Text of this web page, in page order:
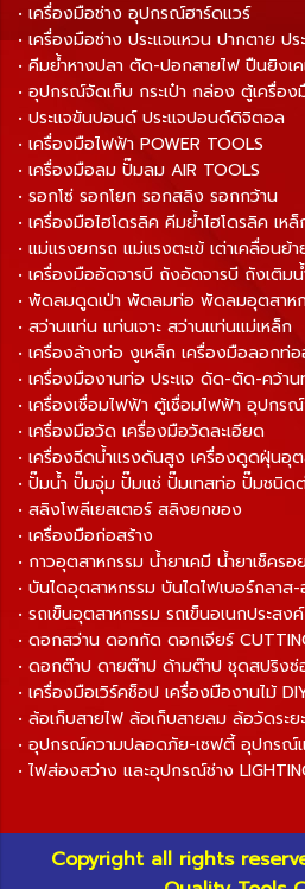
• เครื่องมือช่าง อุปกรณ์ฮาร์ดแวร์
• เครื่องมือช่าง ประแจแหวน ปากตาย ปร
• คีมย้ำหางปลา ตัด-ปอกสายไฟ ปืนยิงเค
• อุปกรณ์จัดเก็บ กระเป๋า กล่อง ตู้เครื่อง
• ประแจขันปอนด์ ประแจปอนด์ดิจิตอล
• เครื่องมือไฟฟ้า POWER TOOLS
• เครื่องมือลม ปั๊มลม AIR TOOLS
• รอกโซ่ รอกโยก รอกสลิง รอกกว้าน
• เครื่องมือไฮโดรลิค คีมย้ำไฮโดรลิค เห
• แม่แรงยกรถ แม่แรงตะเข้ เต่าเคลื่อนย้า
• เครื่องมืออัดจารบี ถังอัดจารบี ถังเติม
• พัดลมดูดเป่า พัดลมท่อ พัดลมอุตสาห
• สว่านแท่น แท่นเจาะ สว่านแท่นแม่เหล็ก
• เครื่องล้างท่อ งูเหล็ก เครื่องมือลอกท่
• เครื่องมืองานท่อ ประแจ ดัด-ตัด-คว้า
• เครื่องเชื่อมไฟฟ้า ตู้เชื่อมไฟฟ้า อุปกร
• เครื่องมือวัด เครื่องมือวัดละเอียด
• เครื่องฉีดน้ำแรงดันสูง เครื่องดูดฝุ่นอุ
• ปั๊มน้ำ ปั๊มจุ่ม ปั๊มแช่ ปั๊มเทสท่อ ปั๊มชนิด
• สลิงโพลีเยสเตอร์ สลิงยกของ
• เครื่องมือก่อสร้าง
• กาวอุตสาหกรรม น้ำยาเคมี น้ำยาเช็ครอ
• บันไดอุตสาหกรรม บันไดไฟเบอร์กลาส
• รถเข็นอุตสาหกรรม รถเข็นอเนกประสงค์
• ดอกสว่าน ดอกกัด ดอกเจียร์
• ดอกต๊าป ดายต๊าป ด้ามต๊าป ชุดสปริงซ่
• เครื่องมือเวิร์คช็อป เครื่องมืองานไม้
• ล้อเก็บสายไฟ ล้อเก็บสายลม ล้อวัดระยะ
• อุปกรณ์ความปลอดภัย-เซฟตี้ อุปกรณ์
• ไฟส่องสว่าง และอุปกรณ์ช่าง
Copyright all rights